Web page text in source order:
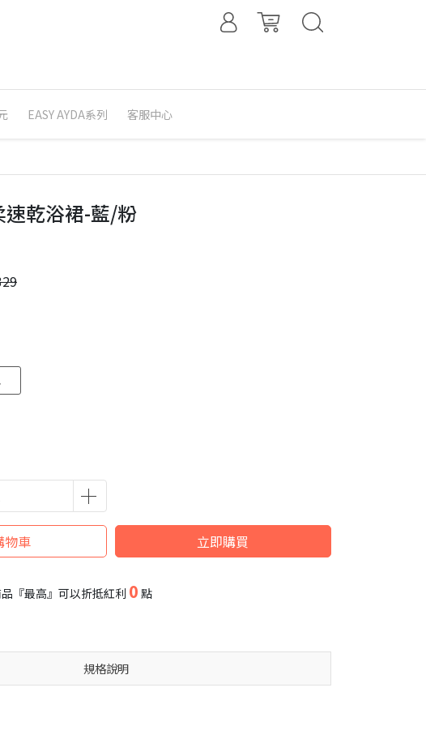
EASY AYDA系列 客服中心
速乾浴裙-藍/粉
物車 立即購買
『最高』可以折抵紅利 0 點
規格說明